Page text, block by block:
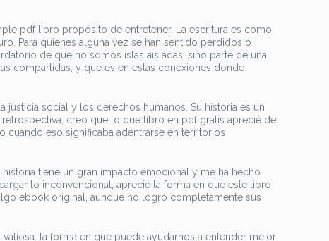
pdf libro propósito de entretener. La escritura es como
Para quienes alguna vez se han sentido perdidos o
de que no somos islas aisladas, sino parte de una
compartidas, y que es en estas conexiones donde
justicia social y los derechos humanos. Su historia es un
creo que lo que libro en pdf gratis aprecié de
eso significaba adentrarse en territorios
tiene un gran impacto emocional y me ha hecho
lo inconvencional, aprecié la forma en que este libro
ebook original, aunque no logró completamente sus
la forma en que puede ayudarnos a entender mejor